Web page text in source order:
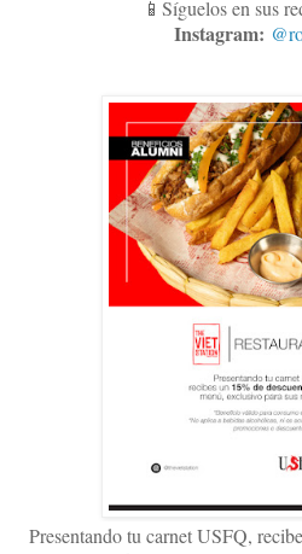
📱Síguelos en sus
Instagram:
Presentando tu carnet USFQ,